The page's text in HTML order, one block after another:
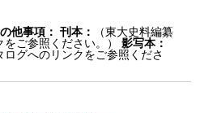
他事項： 刊本：
（東大史料編纂
ご参照ください。）
影写本：
ログへのリンクをご参照くださ